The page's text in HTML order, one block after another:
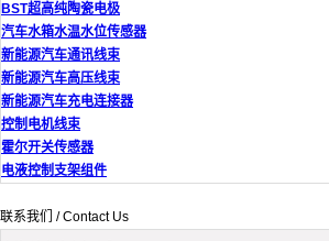
BST超高纯陶瓷电极
汽车水箱水温水位传感器
新能源汽车通讯线束
新能源汽车高压线束
新能源汽车充电连接器
控制电机线束
霍尔开关传感器
电液控制支架组件
联系我们 / Contact Us